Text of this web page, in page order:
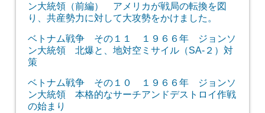
ン大統領（前編） アメリカが戦局の転換を図
り、共産勢力に対して大攻勢をかけました。
ベトナム戦争 その１１ １９６６年 ジョンソ
ン大統領 北爆と、地対空ミサイル（SA-２）対
策
ベトナム戦争 その１０ １９６６年 ジョンソ
ン大統領 本格的なサーチアンドデストロイ作戦
の始まり